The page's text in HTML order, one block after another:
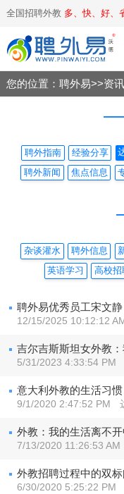
全国招聘外教 多、快、好、
您的位置： 聘外易>>资
聘外指南 经验分享
聘外新闻
焦点信息
杂谈灌水 聘外信息
英语学习
高校招
聘外易优秀员工宋文
12/15/2025 10:12:12
5/31/2023 4:33:54 PM
意大利外教的生活习惯
9/1/2020 2:47:52 PM
外教：我的生活离不
7/13/2020 11:26:53 AM
外教招聘过程中的双
6/30/2020 5:25:22 PM